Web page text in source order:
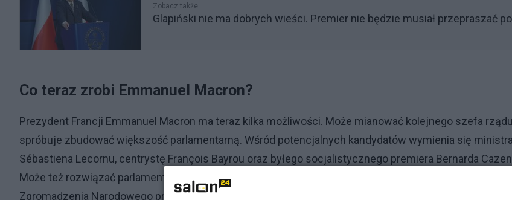
Zobacz także
Glapiński nie ma dobrych wieści. Premier nie będzie musiał przepraszać
Co teraz zrobi Emmanuel Macron?
Prezydent Francji Emmanuel Macron ma teraz kilka możliwości. Może mianować kolejnego szefa
spróbuje zbudować większość parlamentarną. Wśród potencjalnych kandydatów wymienia się
Sébastiena Lecornu, centrystę François Bayrou oraz byłego socjalistycznego premiera Bernarda
Może też rozwiązać parlament i nowe ogłosić wybory. Chociaż konstytucja uniemożliwia kolejne
Zgromadzenia Narodowego przed upływem roku od poprzedniego, Macron mógłby rozważyć ten krok